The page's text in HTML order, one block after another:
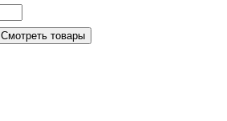
Смотреть товары